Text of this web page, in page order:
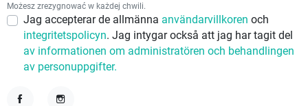
Możesz zrezygnować w każdej chwili.
Jag accepterar de allmänna användarvillkoren och
integritetspolicyn. Jag intygar också att jag har tagit del
av informationen om administratören och behandlingen
av personuppgifter.